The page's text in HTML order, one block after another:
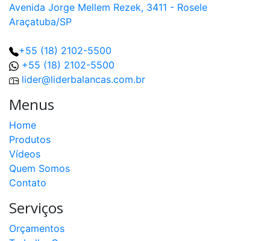
Avenida Jorge Mellem Rezek, 3411 - Rosele
Araçatuba/SP
+55 (18) 2102-5500
+55 (18) 2102-5500
lider@liderbalancas.com.br
Menus
Home
Produtos
Vídeos
Quem Somos
Contato
Serviços
Orçamentos